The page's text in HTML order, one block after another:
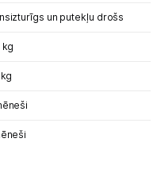
un putekļu drošs
kg